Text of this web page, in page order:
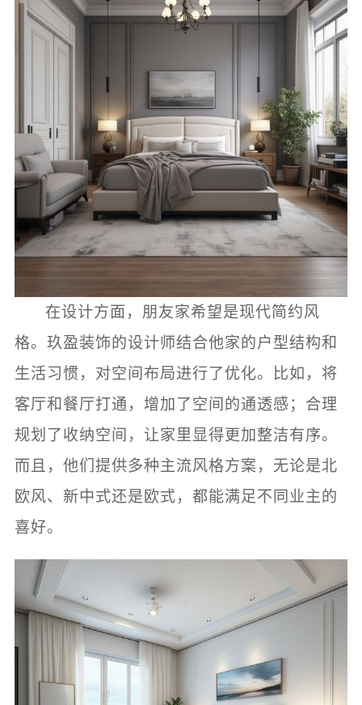
在设计方面，朋友家希望是现代简约风
格。玖盈装饰的设计师结合他家的户型结构和
生活习惯，对空间布局进行了优化。比如，将
客厅和餐厅打通，增加了空间的通透感；合理
规划了收纳空间，让家里显得更加整洁有序。
而且，他们提供多种主流风格方案，无论是北
欧风、新中式还是欧式，都能满足不同业主的
喜好。